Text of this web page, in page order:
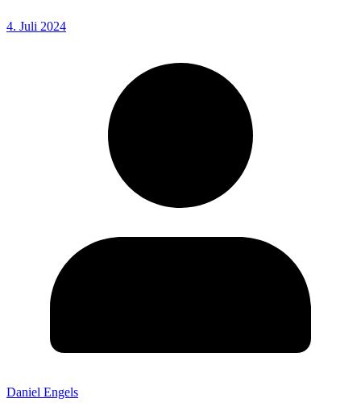
4. Juli 2024
Daniel Engels